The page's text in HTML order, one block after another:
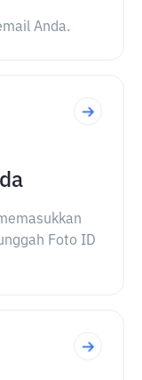
Anda.
Foto ID